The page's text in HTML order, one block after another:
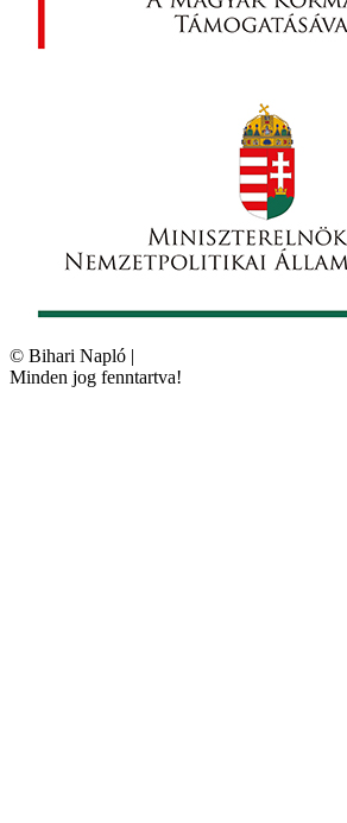
© Bihari Napló |
Minden jog fenntartva!